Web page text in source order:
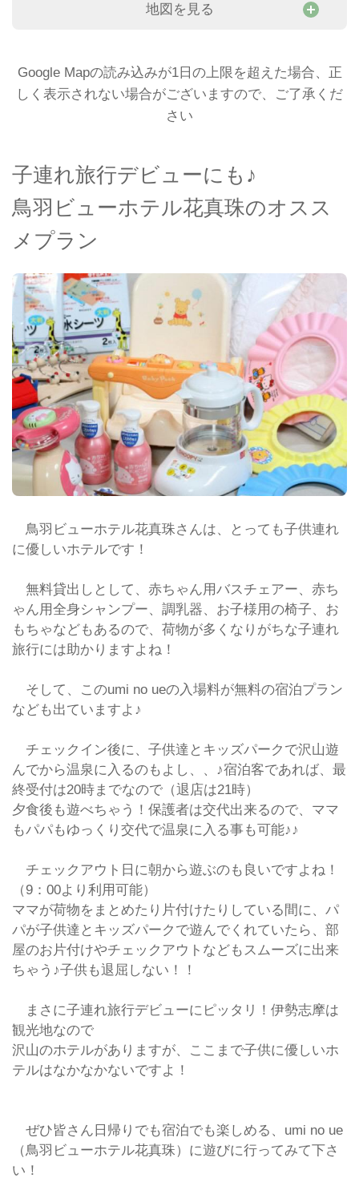
地図を見る
Google Mapの読み込みが1日の上限を超えた場合、正
しく表示されない場合がございますので、ご了承くだ
さい
子連れ旅行デビューにも♪
鳥羽ビューホテル花真珠のオスス
メプラン
鳥羽ビューホテル花真珠さんは、とっても子供連れ
に優しいホテルです！
無料貸出しとして、赤ちゃん用バスチェアー、赤ち
ゃん用全身シャンプー、調乳器、お子様用の椅子、お
もちゃなどもあるので、荷物が多くなりがちな子連れ
旅行には助かりますよね！
そして、このumi no ueの入場料が無料の宿泊プラン
なども出ていますよ♪
チェックイン後に、子供達とキッズパークで沢山遊
んでから温泉に入るのもよし、、♪宿泊客であれば、最
終受付は20時までなので（退店は21時）
夕食後も遊べちゃう！保護者は交代出来るので、ママ
もパパもゆっくり交代で温泉に入る事も可能♪♪
チェックアウト日に朝から遊ぶのも良いですよね！
（9：00より利用可能）
ママが荷物をまとめたり片付けたりしている間に、パ
パが子供達とキッズパークで遊んでくれていたら、部
屋のお片付けやチェックアウトなどもスムーズに出来
ちゃう♪子供も退屈しない！！
まさに子連れ旅行デビューにピッタリ！伊勢志摩は
観光地なので
沢山のホテルがありますが、ここまで子供に優しいホ
テルはなかなかないですよ！
ぜひ皆さん日帰りでも宿泊でも楽しめる、umi no ue
（鳥羽ビューホテル花真珠）に遊びに行ってみて下さ
い！